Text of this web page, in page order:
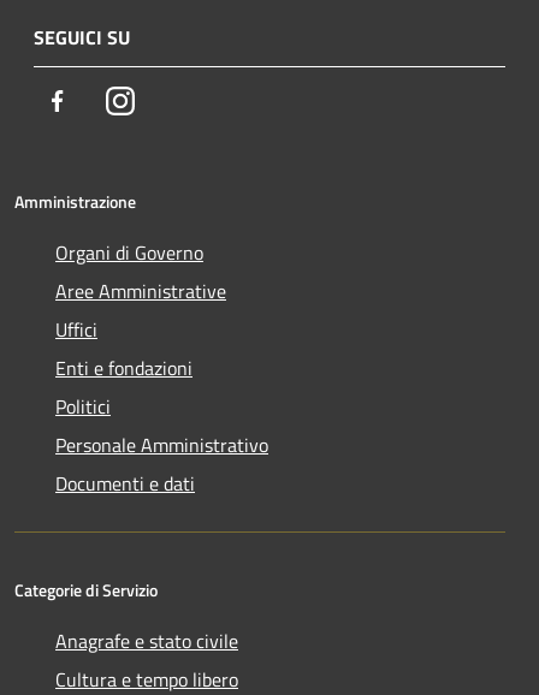
SEGUICI SU
FacebookInstagram
Amministrazione
Organi di Governo
Aree Amministrative
Uffici
Enti e fondazioni
Politici
Personale Amministrativo
Documenti e dati
Categorie di Servizio
Anagrafe e stato civile
Cultura e tempo libero